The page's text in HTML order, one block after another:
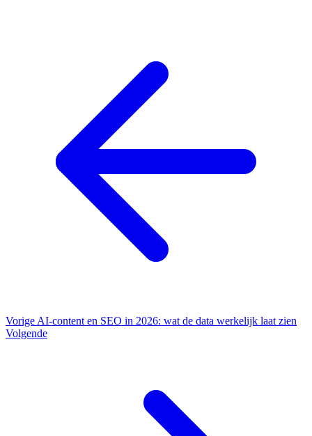
Vorige AI-content en SEO in 2026: wat de data werkelijk laat zien
Volgende